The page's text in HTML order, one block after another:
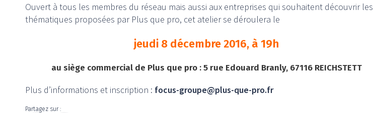
Ouvert à tous les membres du réseau mais aussi aux entreprises qui souhaitent découvrir les
thématiques proposées par Plus que pro, cet atelier se déroulera le
jeudi 8 décembre 2016, à 19h
au siège commercial de Plus que pro : 5 rue Edouard Branly, 67116 REICHSTETT
Plus d’informations et inscription : focus-groupe@plus-que-pro.fr
Partagez sur :